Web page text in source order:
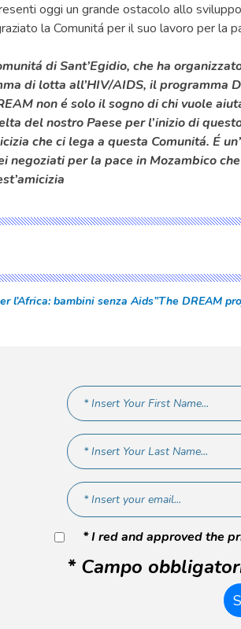
oggi un grande ostacolo allo sviluppo
la Comunitá per il suo lavoro per la
di Sant’Egidio, che ha
di lotta all’HIV/AIDS, il programma
non é solo il sogno di chi vuole
del nostro Paese per l’inizio di
che ci lega a questa Comunitá. É
negoziati per la pace in Mozambico
l’Africa: bambini senza Aids”The DREAM
* I red and approved the
* Campo